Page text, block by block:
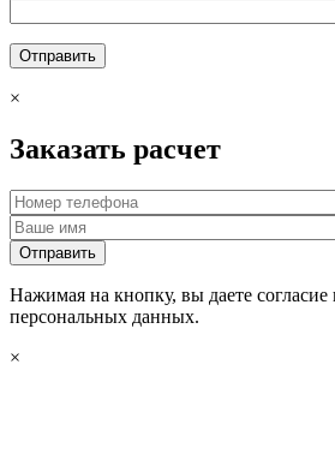
×
Заказать расчет
Нажимая на кнопку, вы даете согласие
персональных данных.
×